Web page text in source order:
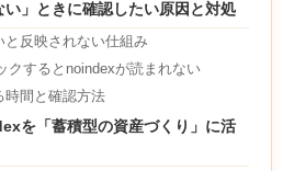
」ときに確認したい原因と対処
と反映されない仕組み
クするとnoindexが読まれない
時間と確認方法
を「蓄積型の資産づくり」に活